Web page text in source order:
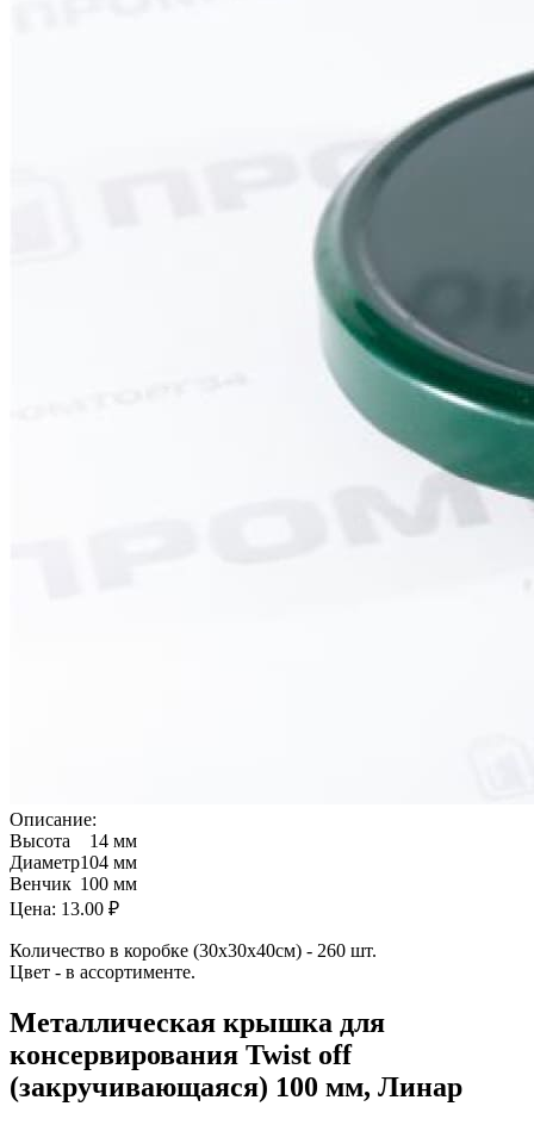
Описание:
Высота
14 мм
Диаметр104 мм
Венчик 100 мм
Цена: 13.00 ₽
Количество в коробке (30х30х40см) - 260 шт.
Цвет - в ассортименте.
Металлическая крышка для
консервирования Twist off
(закручивающаяся) 100 мм, Линар